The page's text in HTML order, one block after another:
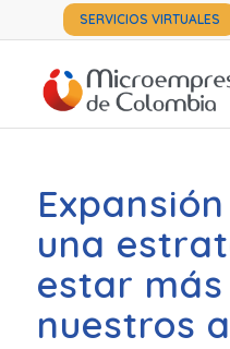
SERVICIOS VIRTUALES
una
estar
nuestros